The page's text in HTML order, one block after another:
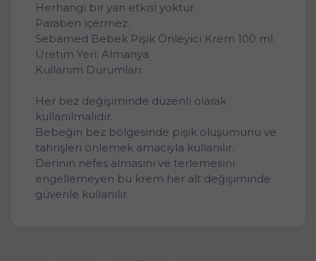
Herhangi bir yan etkisi yoktur.
Paraben içermez.
Sebamed Bebek Pişik Önleyici Krem 100 ml
Üretim Yeri: Almanya
Kullanım Durumları:
Her bez değişiminde düzenli olarak
kullanılmalıdır.
Bebeğin bez bölgesinde pişik oluşumunu ve
tahrişleri önlemek amacıyla kullanılır.
Derinin nefes almasını ve terlemesini
engellemeyen bu krem her alt değişiminde
güvenle kullanılır.